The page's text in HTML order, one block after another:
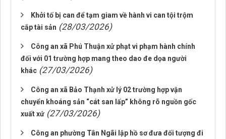
Khởi tố bị can để tạm giam về hành vi can tội trộm
cắp tài sản (28/03/2026)
Công an xã Phú Thuận xử phạt vi phạm hành chính
đối với 01 trường hợp mang theo dao đe dọa người
khác (27/03/2026)
Công an xã Bảo Thạnh xử lý 02 trường hợp vận
chuyển khoáng sản “cát san lấp” không rõ nguồn gốc
xuất xứ (27/03/2026)
Công an phường Tân Ngãi lập hồ sơ đưa đối tượng đi